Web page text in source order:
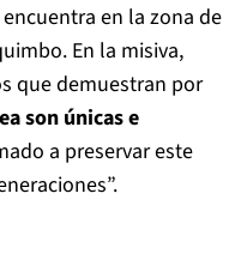
en la zona de
En la misiva,
que demuestran por
son únicas e
a preservar este